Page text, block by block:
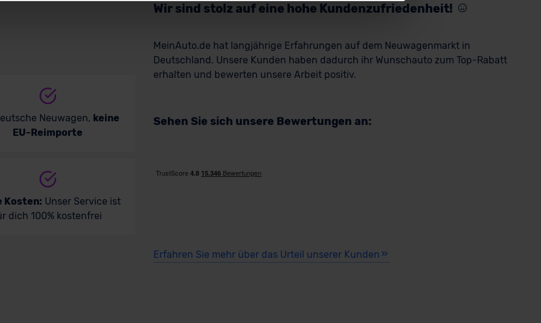
außerhalb der EU zu übermitteln oder dort verarbeiten zu lassen. Soweit eine
der EU erfolgt, erfolgt dies ausschließlich auf der Grundlage eines
Sie hierzu Ihre Einwilligung freiwillig erteilen. Nähere Informationen zu den bestehenden
Sie über den Kontakt zu unserem Datenschutzbeauftragten unter datenschutz@meinauto.de
Neuwagen, keine
EU-Reimporte
Kosten: Unser Service ist
dich 100% kostenfrei
Wir sind stolz auf eine hohe Kundenzufriedenheit!
MeinAuto.de hat langjährige Erfahrungen auf dem Neuwagenmarkt in
Deutschland. Unsere Kunden haben dadurch ihr Wunschauto zum Top-Rabatt
erhalten und bewerten unsere Arbeit positiv.
Sehen Sie sich unsere Bewertungen an:
Erfahren Sie mehr über das Urteil unserer Kunden